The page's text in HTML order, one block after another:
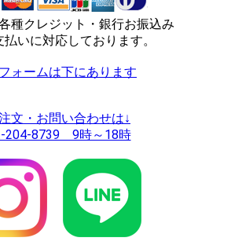
種クレジット・銀行お振込み
払いに対応しております。
ォームは下にあります
文・お問い合わせは↓
204-8739 9時～18時